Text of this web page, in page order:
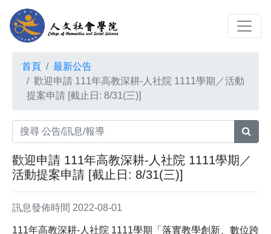
首頁
最新公告
歡迎申請 111年高教深耕-人社院 1111學期／活動
提案申請 [截止日: 8/31(三)]
歡迎申請 111年高教深耕-人社院 1111學期／
活動提案申請 [截止日: 8/31(三)]
訊息發佈時間 2022-08-01
111年高教深耕-人社院 1111學期「落實教學創新、數位跨